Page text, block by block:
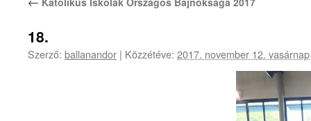
18.
Szerző: ballanandor | Közzétéve: 2017. november 12. vasárnap